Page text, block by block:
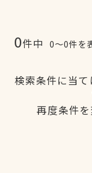
0件中 0〜0件を
検索条件に当
再度条件を